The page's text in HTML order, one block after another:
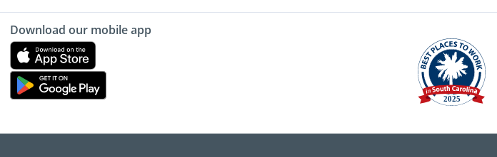
Download our mobile app